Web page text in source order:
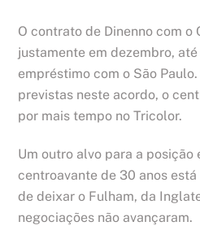
O contrato de Dinenno com o
justamente em dezembro,
empréstimo com o São
previstas neste acordo, o
por mais tempo no Tricolor.
Um outro alvo para a posição
centroavante de 30 anos
de deixar o Fulham, da
negociações não avançaram.